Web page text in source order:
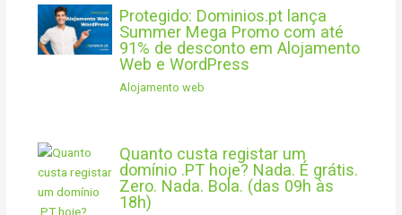
Protegido: Dominios.pt lança
Summer Mega Promo com até
91% de desconto em Alojamento
Web e WordPress
Alojamento web
Quanto custa registar um
domínio .PT hoje? Nada. É grátis.
Zero. Nada. Bola. (das 09h às
18h)